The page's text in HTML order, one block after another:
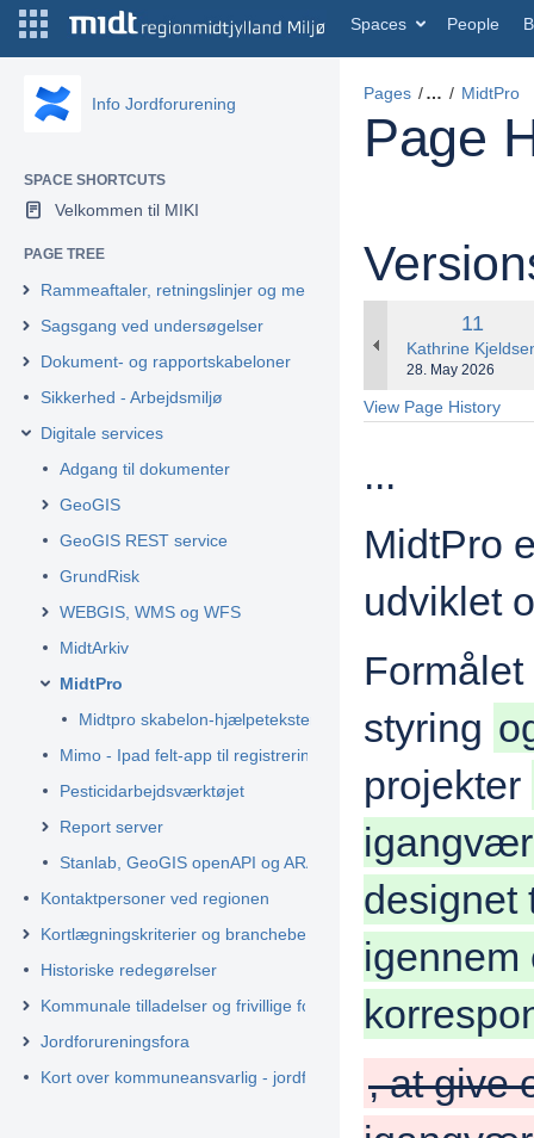
Spaces People
Info Jordforurening
SPACE SHORTCUTS
Velkommen til MIKI
PAGE TREE
Rammeaftaler, retningslinjer og metodebeskrivelser
Sagsgang ved undersøgelser
Dokument- og rapportskabeloner
Sikkerhed - Arbejdsmiljø
Digitale services
Adgang til dokumenter
GeoGIS
GeoGIS REST service
GrundRisk
WEBGIS, WMS og WFS
MidtArkiv
MidtPro
Midtpro skabelon-hjælpetekster
Mimo - Ipad felt-app til registrering i felten
Pesticidarbejdsværktøjet
Report server
Stanlab, GeoGIS openAPI og ARA
Kontaktpersoner ved regionen
Kortlægningskriterier og branchebeskrivelser
Historiske redegørelser
Kommunale tilladelser og frivillige forureningstiltag
Jordforureningsfora
Kort over kommuneansvarlig - jordforurening
Pages … MidtPro
Page
Old
Version
11
Kathrine
Saved
28. May 2026
View Page History
...
MidtPro
udviklet
styring
projekter
designet
igennem
, at give